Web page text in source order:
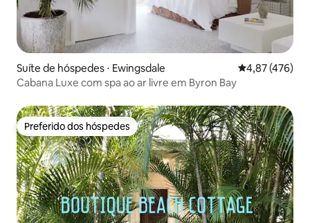
Suíte de hóspedes ⋅ Ewingsdale 4,87 de uma
4,87 (476)
Cabana Luxe com spa ao ar livre em Byron Bay
Preferido dos hóspedes
Preferido dos hóspedes